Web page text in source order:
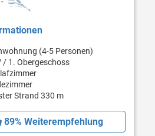
(4-5 Personen)
/ 1. Obergeschoss
Strand 330 m
89% Weiterempfehlung